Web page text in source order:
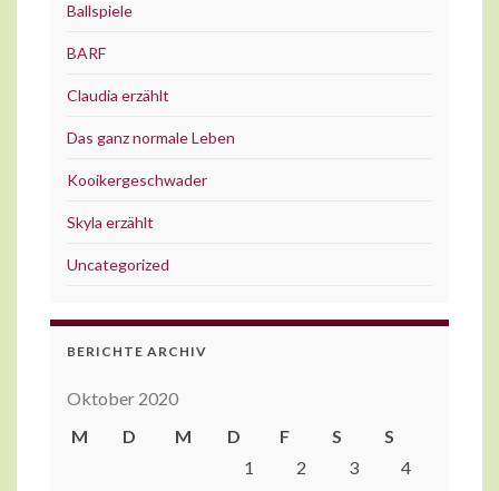
Ballspiele
BARF
Claudia erzählt
Das ganz normale Leben
Kooikergeschwader
Skyla erzählt
Uncategorized
BERICHTE ARCHIV
Oktober 2020
M
D M D F S
S
1
2 3
4